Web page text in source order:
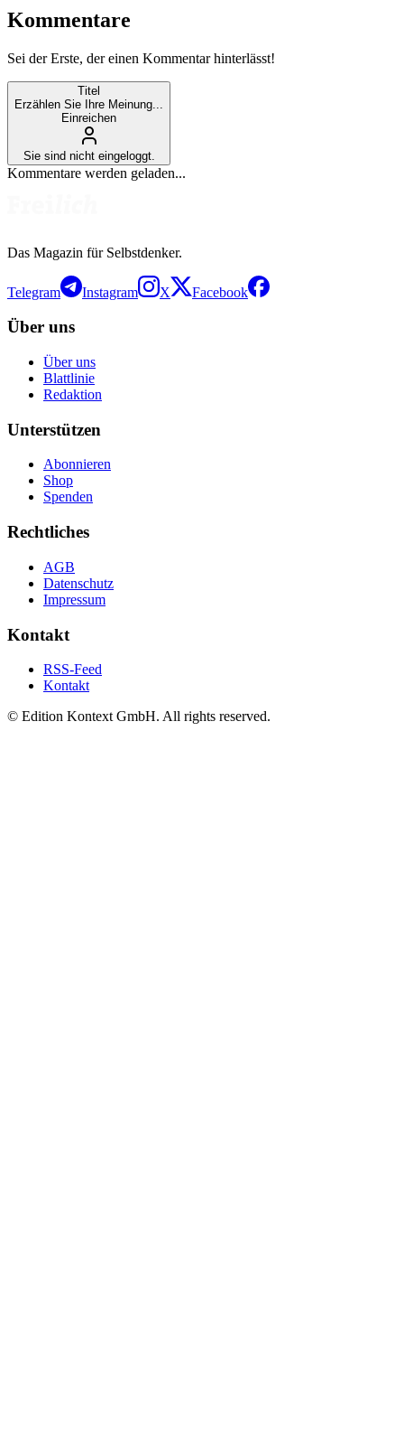
Kommentare
Sei der Erste, der einen Kommentar hinterlässt!
Titel
Erzählen Sie Ihre Meinung...
Einreichen
Sie sind nicht eingeloggt.
Kommentare werden geladen...
Das Magazin für Selbstdenker.
Telegram Instagram X Facebook
Über uns
Über uns
Blattlinie
Redaktion
Unterstützen
Abonnieren
Shop
Spenden
Rechtliches
AGB
Datenschutz
Impressum
Kontakt
RSS-Feed
Kontakt
© Edition Kontext GmbH. All rights reserved.